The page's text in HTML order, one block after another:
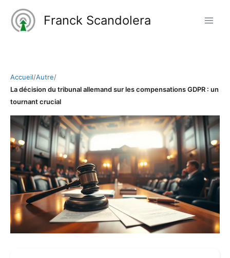
contenu
Franck Scandolera
Accueil/Autre/
La décision du tribunal allemand sur les compensations GDPR : un
tournant crucial